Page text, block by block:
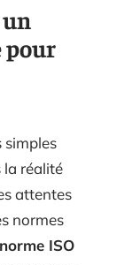
pour
simples
la réalité
attentes
normes
norme ISO